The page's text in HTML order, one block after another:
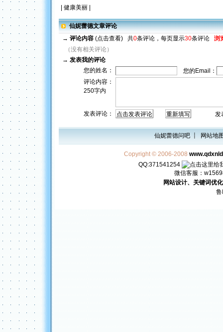
健康美丽
仙妮蕾德文章评论
→ 评论内容 (点击查看) 共0条评论，每页显示30条评论 浏
（没有相关评论）
→ 发表我的评论
您的姓名：
您的Email：
评论内容：
250字内
发表评论： 发表
仙妮蕾德问吧┋网站地
Copyright © 2006-2008
QQ:371541254
微信客服：
网站设计、关键词优